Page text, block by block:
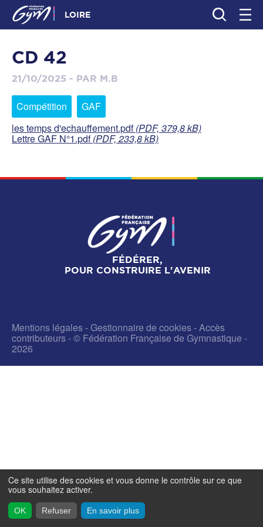
LOIRE
CD 42
21/10/2025 - PAR M.B
Compétition
GAF
les temps d'echauffement.pdf(PDF, 379,8 kB)
Lettre GAF N°1.pdf(PDF, 233,8 kB)
FÉDÉRER,
POUR CONSTRUIRE L'AVENIR
Mentions légales-Gestionnaire de cookies-Accès
contributeurs- © Fédération Française de Gymnastique -
2026
Ce site utilise des cookies et vous donne le contrôle sur ce que
vous souhaitez activer.
OK Refuser En savoir plus